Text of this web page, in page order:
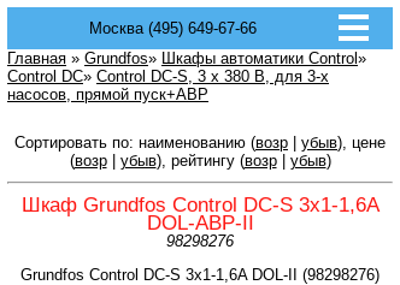
Москва (495) 649-67-66
Главная » Grundfos» Шкафы автоматики Control »
Control DC» Control DC-S, 3 х 380 В, для 3-х
насосов, прямой пуск+ABP
Сортировать по: наименованию (возр убыв), цене
(возр| убыв), рейтингу (возр| убыв)
Шкаф Grundfos Control DC-S 3x1-1,6A
DOL-ABP-II
98298276
Grundfos Control DC-S 3x1-1,6A DOL-II (98298276)